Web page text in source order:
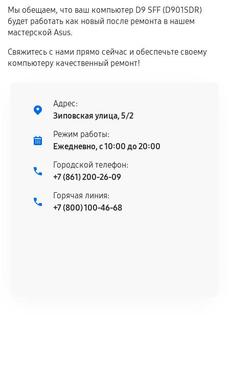
Установка была выполнена нашим сервисным
центром.
При этом гарантия на сами комплектующие
продавца. За качество сторонних деталей
Мы обещаем, что ваш компьютер D9 SFF (D901SDR)
будет работать как новый после ремонта в нашем
мастерской Asus.
Свяжитесь с нами прямо сейчас и обеспечьте своему
компьютеру качественный ремонт!
Адрес:
Зиповская улица, 5/2
Режим работы:
Ежедневно, с 10:00 до 20:00
Городской телефон:
+7 (861) 200-26-09
Горячая линия:
+7 (800) 100-46-68